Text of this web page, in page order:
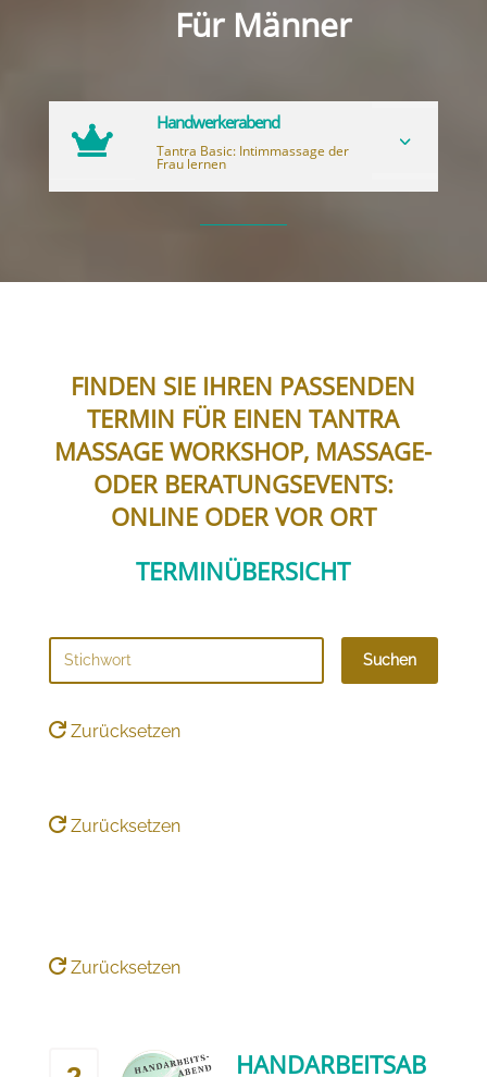
Für Männer

Handwerkerabend
Tantra Basic: Intimmassage der
Frau lernen
3
FINDEN SIE IHREN PASSENDEN
TERMIN FÜR EINEN TANTRA
MASSAGE WORKSHOP, MASSAGE-
ODER BERATUNGSEVENTS:
ONLINE ODER VOR ORT
TERMINÜBERSICHT
Suchen
Zurücksetzen
Zurücksetzen
Zurücksetzen
HANDARBEITSAB